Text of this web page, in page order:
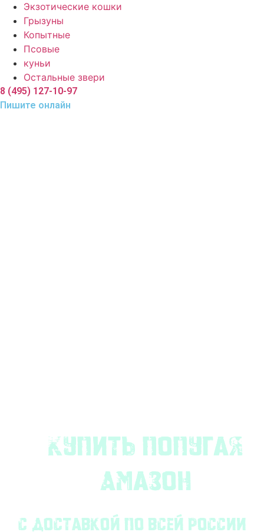
Экзотические кошки
Грызуны
Копытные
Псовые
куньи
Остальные звери
8 (495) 127-10-97
Пишите онлайн
Купить попугая
Амазон
с доставкой по всей России